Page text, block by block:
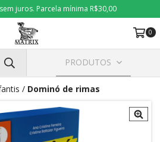
juros. Parcela mínima R$30,00
0
PRODUTOS
/ Dominó de rimas